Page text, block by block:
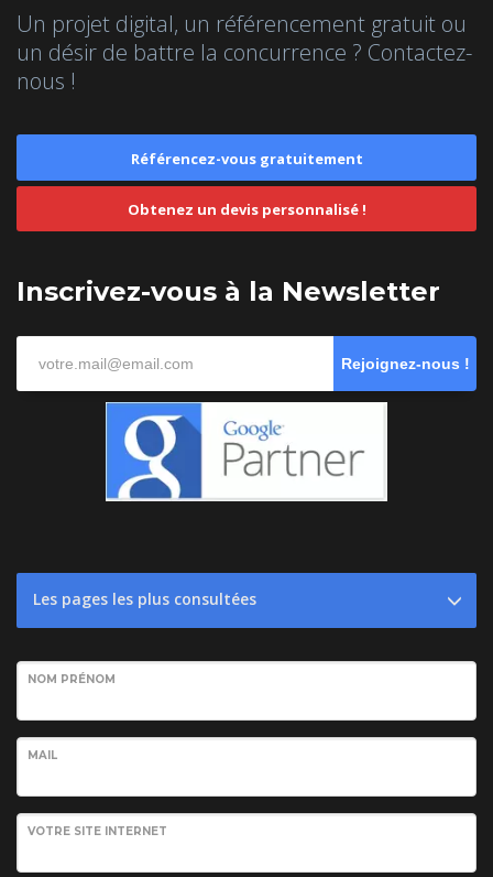
Un projet digital, un référencement gratuit ou
un désir de battre la concurrence ? Contactez-
nous !
Référencez-vous gratuitement
Obtenez un devis personnalisé !
Inscrivez-vous à la Newsletter
Rejoignez-nous !
Les pages les plus consultées
NOM PRÉNOM
MAIL
VOTRE SITE INTERNET